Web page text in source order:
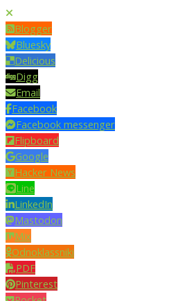
Blogger
Bluesky
Delicious
Digg
Email
Facebook
Facebook messenger
Flipboard
Google
Hacker News
Line
LinkedIn
Mastodon
Mix
Odnoklassniki
PDF
Pinterest